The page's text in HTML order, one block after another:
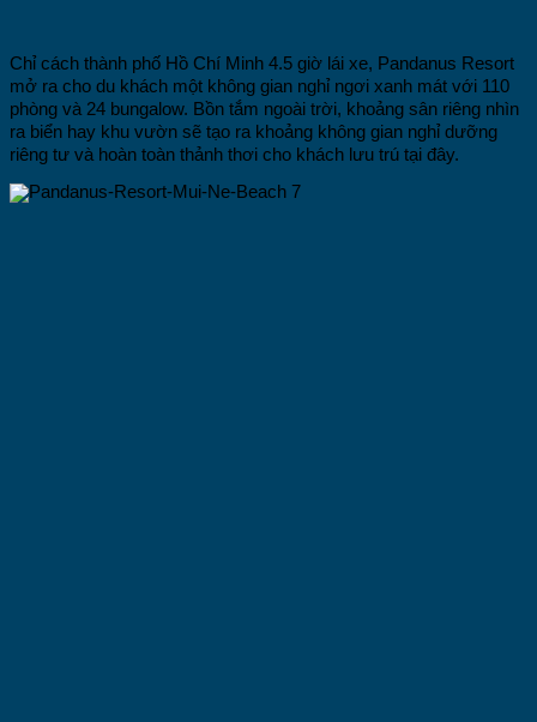
Chỉ cách thành phố Hồ Chí Minh 4.5 giờ lái xe, Pandanus Resort
mở ra cho du khách một không gian nghỉ ngơi xanh mát với 110
phòng và 24 bungalow. Bồn tắm ngoài trời, khoảng sân riêng nhìn
ra biển hay khu vườn sẽ tạo ra khoảng không gian nghỉ dưỡng
riêng tư và hoàn toàn thảnh thơi cho khách lưu trú tại đây.